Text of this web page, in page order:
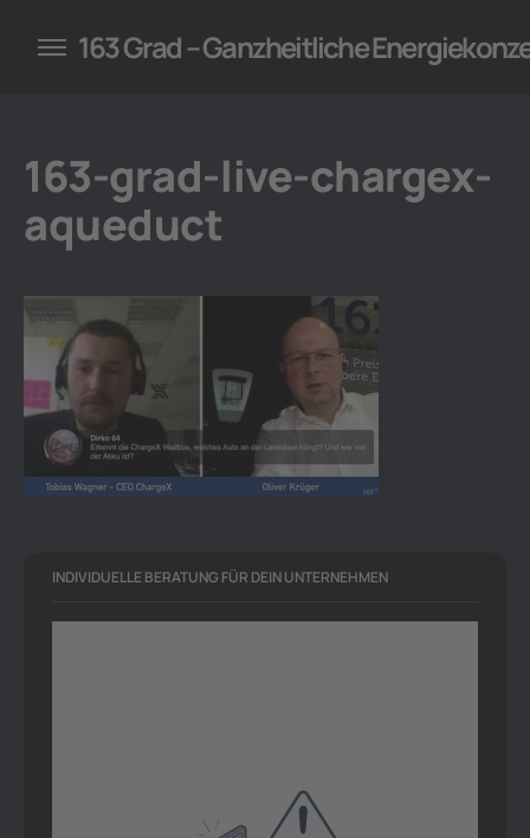
für Unternehmen
163 Grad – Ganzheitliche
163-grad-live-chargex-
aqueduct
INDIVIDUELLE BERATUNG FÜR DEIN UNTERNEHMEN